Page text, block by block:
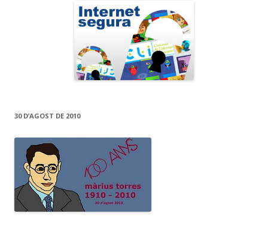
30 D’AGOST DE 2010